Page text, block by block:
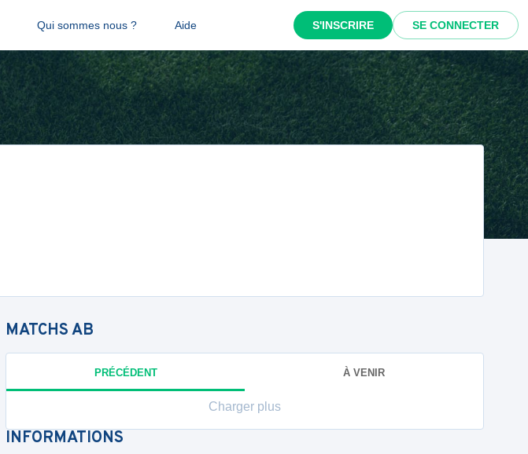
Qui sommes nous ? Aide S'INSCRIRE SE CONNECTER
MATCHSAB
PRÉCÉDENT À VENIR
Charger plus
INFORMATIONS